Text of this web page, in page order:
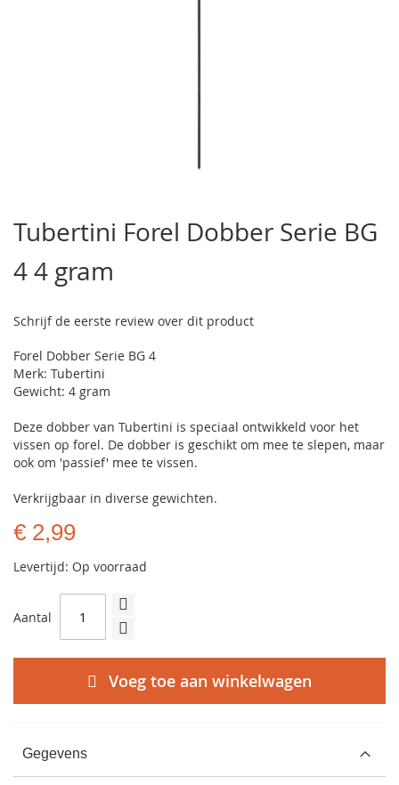
het
begin
van
de
gallerij
Tubertini Forel Dobber Serie BG
4 4 gram
Schrijf de eerste review over dit product
Forel Dobber Serie BG 4
Merk: Tubertini
Gewicht: 4 gram
Deze dobber van Tubertini is speciaal ontwikkeld voor het
vissen op forel. De dobber is geschikt om mee te slepen, maar
ook om 'passief' mee te vissen.
Verkrijgbaar in diverse gewichten.
€ 2,99
Levertijd: Op voorraad
Aantal
Voeg toe aan winkelwagen
Gegevens